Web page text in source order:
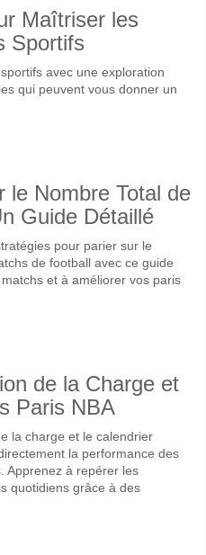
Maîtriser les
Sportifs
avec une exploration
qui peuvent vous donner un
le Nombre Total de
Guide Détaillé
pour parier sur le
de football avec ce guide
et à améliorer vos paris
de la Charge et
Paris NBA
la charge et le calendrier
la performance des
Apprenez à repérer les
quotidiens grâce à des